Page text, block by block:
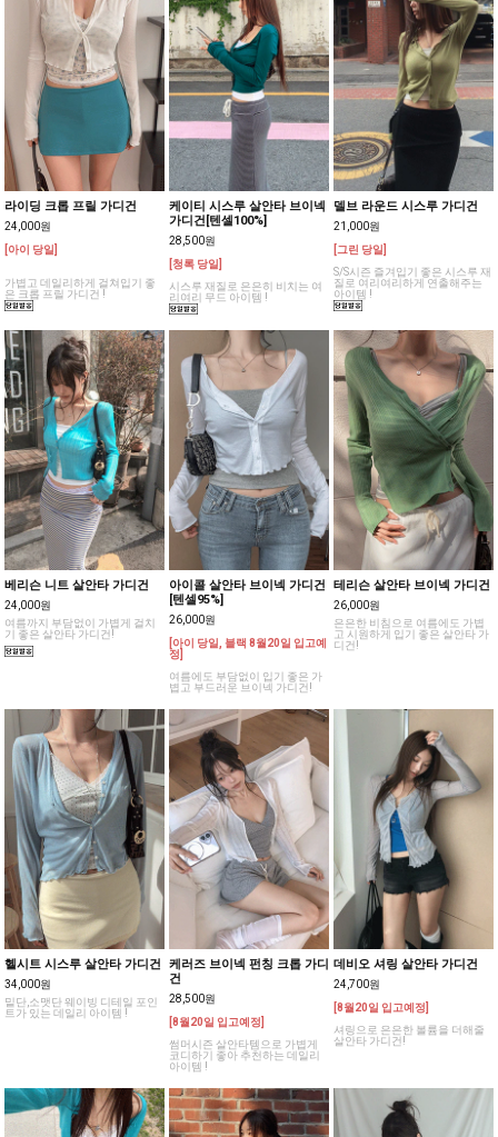
라이딩 크롭 프릴 가디건
24,000원
[아이 당일]
가볍고 데일리하게 걸쳐입기 좋
은 크롭 프릴 가디건 !
케이티 시스루 살안타 브이넥
가디건[텐셀100%]
28,500원
[청록 당일]
시스루 재질로 은은히 비치는 여
리여리 무드 아이템 !
델브 라운드 시스루 가디건
21,000원
[그린 당일]
S/S시즌 즐겨입기 좋은 시스루 재
질로 여리여리하게 연출해주는
아이템 !
베리슨 니트 살안타 가디건
24,000원
여름까지 부담없이 가볍게 걸치
기 좋은 살안타 가디건!
아이콜 살안타 브이넥 가디건
[텐셀95%]
26,000원
[아이 당일, 블랙 8월20일 입고예
정]
여름에도 부담없이 입기 좋은 가
볍고 부드러운 브이넥 가디건!
테리슨 살안타 브이넥 가디건
26,000원
은은한 비침으로 여름에도 가볍
고 시원하게 입기 좋은 살안타 가
디건!
헬시트 시스루 살안타 가디건
34,000원
밑단,소맷단 웨이빙 디테일 포인
트가 있는 데일리 아이템 !
케러즈 브이넥 펀칭 크롭 가디
건
28,500원
[8월20일 입고예정]
썸머시즌 살안타템으로 가볍게
코디하기 좋아 추천하는 데일리
아이템 !
데비오 셔링 살안타 가디건
24,700원
[8월20일 입고예정]
셔링으로 은은한 볼륨을 더해줄
살안타 가디건!